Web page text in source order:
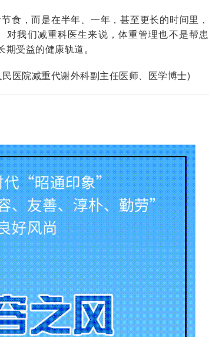
食，而是在半年、一年，甚至更长的时间里，
我们减重科医生来说，体重管理也不是帮患
受益的健康轨道。
医院减重代谢外科副主任医师、医学博士)